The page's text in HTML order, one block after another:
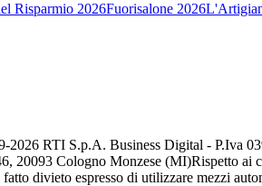
Risparmio 2026Fuorisalone 2026
2026 RTI S.p.A. Business Digital - P.Iva
20093 Cologno Monzese (MI)Rispetto ai
divieto espresso di utilizzare mezzi